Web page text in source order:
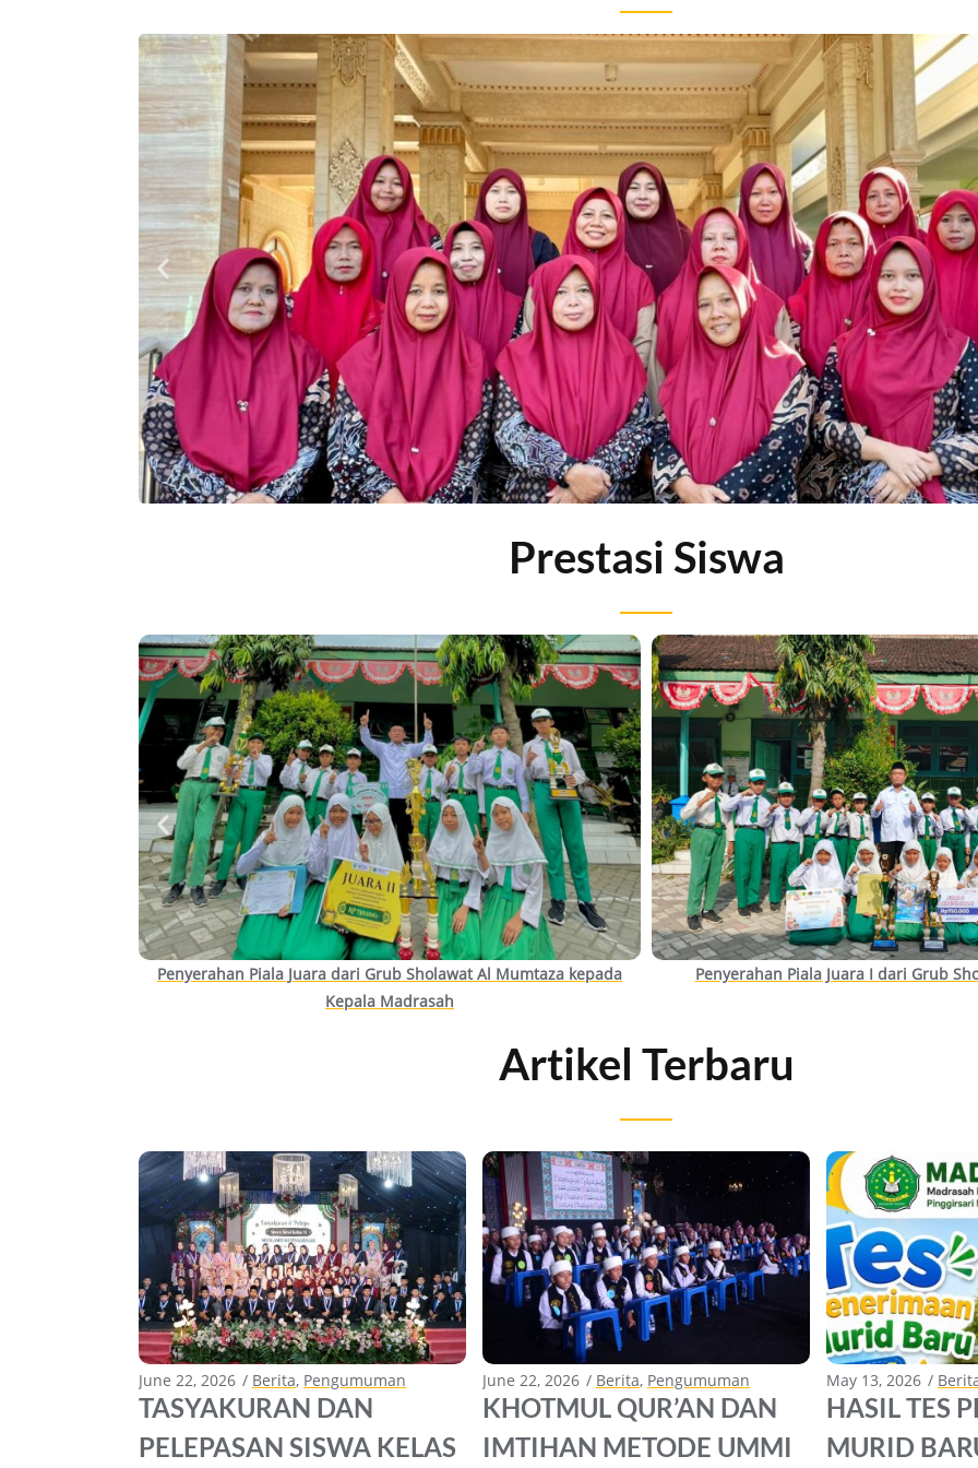
Prestasi Siswa
Penyerahan Piala Juara dari Grub Sholawat Al Mumtaza kepada
Kepala Madrasah
Penyerahan Piala Juara I dari Grub
Artikel Terbaru
June 22, 2026 Berita, Pengumuman
TASYAKURAN DAN
PELEPASAN SISWA KELAS
June 22, 2026 Berita, Pengumuman
KHOTMUL QUR’AN DAN
IMTIHAN METODE UMMI
May 13, 2026
HASIL TES
MURID